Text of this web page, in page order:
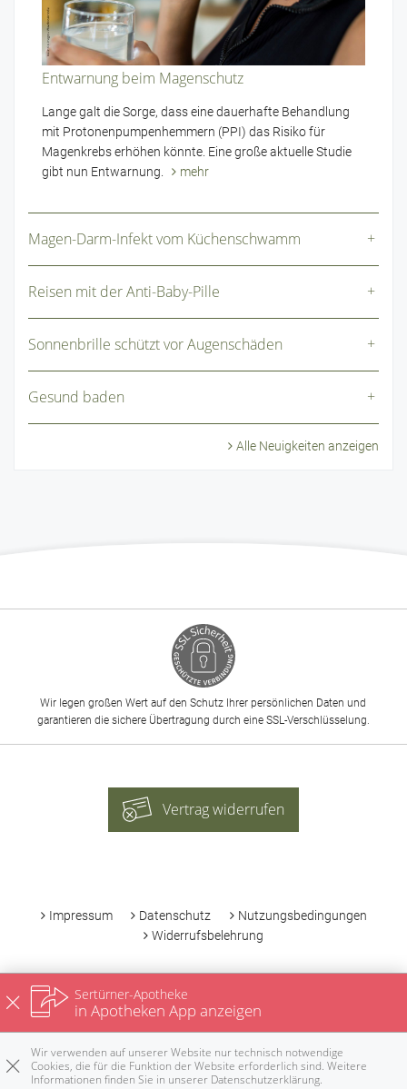
Rezepte
Entwarnung beim Magenschutz
Lange galt die Sorge, dass eine dauerhafte Behandlung
mit Protonenpumpenhemmern (PPI) das Risiko für
Magenkrebs erhöhen könnte. Eine große aktuelle Studie
gibt nun Entwarnung.
mehr
Magen-Darm-Infekt vom Küchenschwamm
Reisen mit der Anti-Baby-Pille
Sonnenbrille schützt vor Augenschäden
Gesund baden
Alle Neuigkeiten anzeigen
Wir legen großen Wert auf den Schutz Ihrer persönlichen Daten und
garantieren die sichere Übertragung durch eine SSL-Verschlüsselung.
Vertrag widerrufen
Impressum Datenschutz
Nutzungsbedingungen
Widerrufsbelehrung
Sertürner-Apotheke
in Apotheken App anzeigen
Wir verwenden auf unserer Website nur technisch notwendige
Cookies, die für die Funktion der Website erforderlich sind. Weitere
Informationen finden Sie in unserer Datenschutzerklärung.